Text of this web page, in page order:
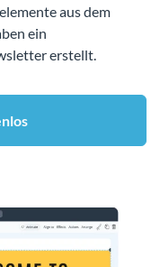
aus dem
ein
erstellt.